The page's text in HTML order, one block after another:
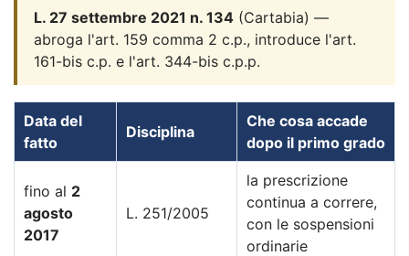
L. 27 settembre 2021 n. 134 (Cartabia) —
abroga l'art. 159 comma 2 c.p., introduce l'art.
161-bis c.p. e l'art. 344-bis c.p.p.
Data del
fatto
Disciplina
Che cosa accade
dopo il primo grado
fino al 2
agosto
2017
L. 251/2005
la prescrizione
continua a correre,
con le sospensioni
ordinarie